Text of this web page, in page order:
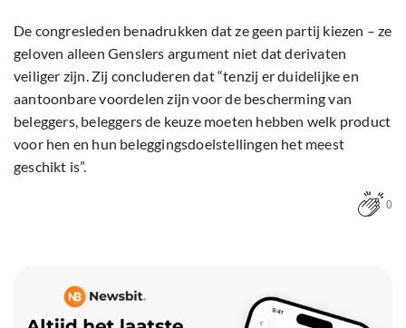
De congresleden benadrukken dat ze geen partij kiezen – ze
geloven alleen Genslers argument niet dat derivaten
veiliger zijn. Zij concluderen dat “tenzij er duidelijke en
aantoonbare voordelen zijn voor de bescherming van
beleggers, beleggers de keuze moeten hebben welk product
voor hen en hun beleggingsdoelstellingen het meest
geschikt is”.
0